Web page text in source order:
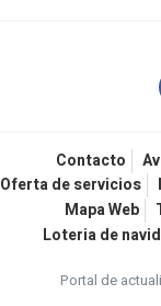
Contacto
Oferta de servicios
Mapa Web
Loteria de
Portal de